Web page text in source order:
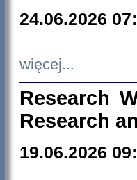
24.06.2026
więcej...
Research
Research
19.06.2026